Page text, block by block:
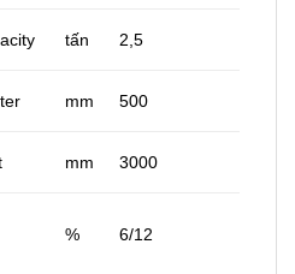
tấn 2,5
mm 500
mm 3000
% 6/12